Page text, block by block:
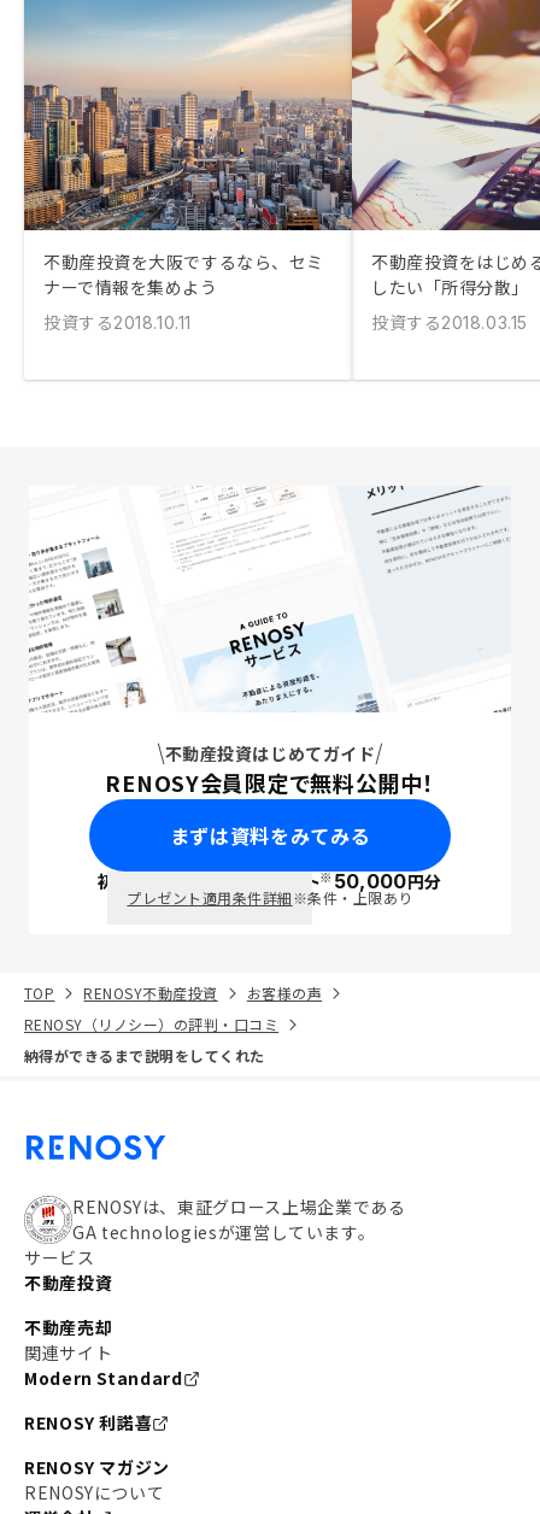
不動産投資を大阪でするなら、セミ
ナーで情報を集めよう
投資する2018.10.11
不動産投資をはじめ
したい「所得分散」
投資する2018.03.15
不動産投資はじめてガイド
RENOSY会員限定で無料公開中！
まずは資料をみてみる
初回面談で ポイント※50,000円分
プレゼント適用条件詳細※条件・上限あり
TOP RENOSY不動産投資
お客様の声
RENOSY（リノシー）の評判・口コミ
納得ができるまで説明をしてくれた
RENOSYは、東証グロース上場企業である
GA technologiesが運営しています。
サービス
不動産投資
不動産売却
関連サイト
Modern Standard
RENOSY 利諾喜
RENOSY マガジン
RENOSYについて